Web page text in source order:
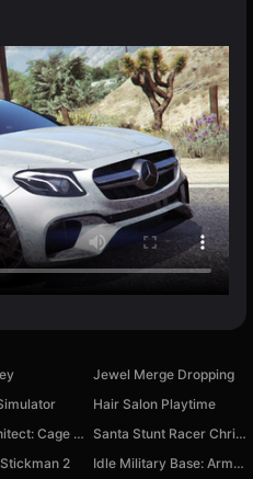
Jewel Merge Dropping
Hair Salon Playtime
Prison Architect: Cage Break Tycoon
Santa Stunt Racer Christmas Delivery
2
Idle Military Base: Army Tycoon